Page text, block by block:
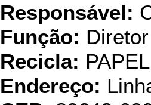
Responsável:
Função: Diretor
Recicla:
Endereço: